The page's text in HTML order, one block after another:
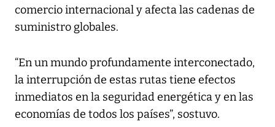
comercio internacional y afecta las cadenas de
suministro globales.
“En un mundo profundamente interconectado,
la interrupción de estas rutas tiene efectos
inmediatos en la seguridad energética y en las
economías de todos los países”, sostuvo.